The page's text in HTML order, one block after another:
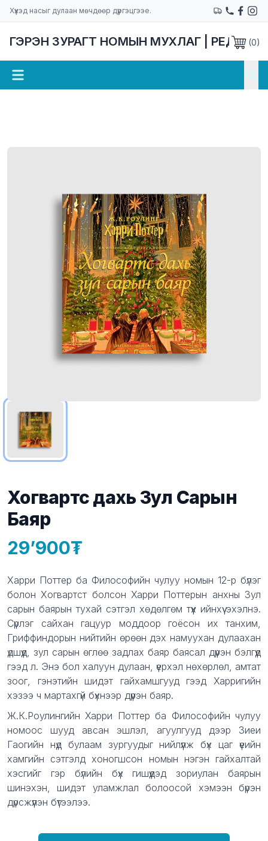
Хүүхэд насыг дулаан мөчдөөр дүүргэцгээе.
ГЭРЭН ЗУРАГТ НОМЫН МУХЛАГ | РЕДАКЦ
(0)
Хогвартс дахь Зул Сарын
Баяр
Product information
29’900
Description
Xарри Поттер ба Философийн чулуу номын 12-р бүлэг
болон Хогвартст болсон Харри Поттерын анхны Зул
сарын баярын тухай сэтгэл хөдөлгөм түүх ийнхүү эхэлнэ.
Сүрлэг сайхан гацуур моддоор гоёсон их танхим,
Гриффиндорын нийтийн өрөөн дэх намуухан дулаахан
үдшүүд, зул сарын өглөө задлах баяр баясал дүүрэн бэлгүүд
гээд л. Энэ бол халуун дулаан, үерхэл нөхөрлөл, амтат
зоог, гэнэтийн шидэт гайхамшгууд гээд Харригийн
хэзээ ч мартахгүй бүхнээр дүүрэн баяр.
Ж.К.Роулингийн Харри Поттер ба Философийн чулуу
номоос шууд авсан эшлэл, агуулгууд дээр Зиеи
Гаогийн нүд булаам зургуудыг нийлүүлж бүх цаг үеийн
хамгийн сэтгэлд хоногшсон номын нэгэн гайхалтай
хэсгийг гэр бүлийн бүх гишүүдэд зориулан баярын
шинэхэн, шидэт уламжлал болоосой хэмээн бүрэн
дүрсжүүлэн бүтээлээ.